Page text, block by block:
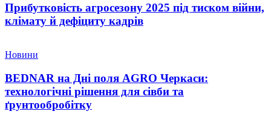
Прибутковість агросезону 2025 під тиском війни,
клімату й дефіциту кадрів
Новини
BEDNAR на Дні поля AGRO Черкаси:
технологічні рішення для сівби та
ґрунтообробітку